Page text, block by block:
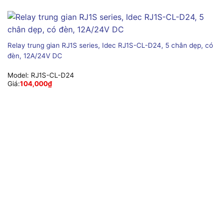
Relay trung gian RJ1S series, Idec RJ1S-CL-D24, 5 chân dẹp, có
đèn, 12A/24V DC
Model: RJ1S-CL-D24
Giá:104,000₫